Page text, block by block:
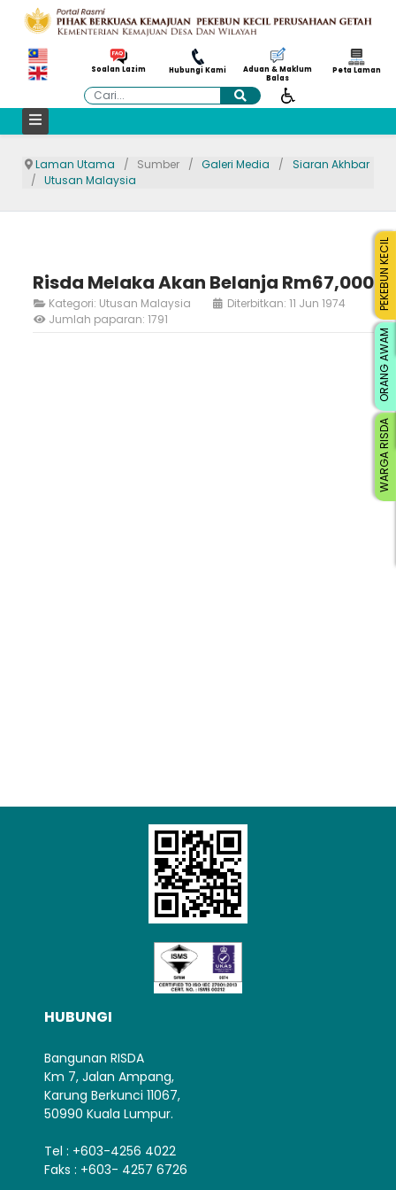
Soalan Lazim Hubungi Kami
Aduan & Maklum
Balas
Peta Laman
Cari
Laman Utama Sumber Galeri Media
Siaran Akhbar
Utusan Malaysia
Risda Melaka Akan Belanja Rm67,000
Kategori: Utusan Malaysia
Diterbitkan: 11 Jun 1974
Jumlah paparan: 1791
HUBUNGI
Bangunan RISDA
Km 7, Jalan Ampang,
Karung Berkunci 11067,
50990 Kuala Lumpur.
Tel : +603-4256 4022
Faks : +603- 4257 6726
WARGA RISDA
ORANG AWAM
PEKEBUN KECIL